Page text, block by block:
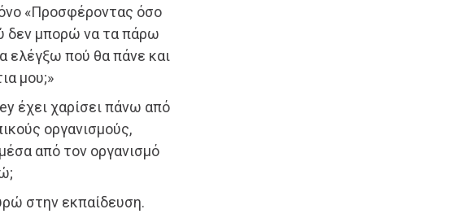
«Προσφέροντας όσο
δεν μπορώ να τα πάρω
ελέγξω πού θα πάνε και
μου;»
έχει χαρίσει πάνω από
οργανισμούς,
από τον οργανισμό
στην εκπαίδευση.